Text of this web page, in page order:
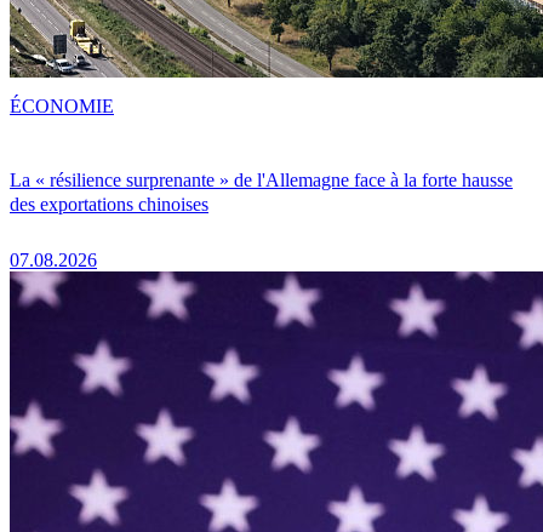
La « résilience surprenante » de l'Allemagne face à la forte hausse
des exportations chinoises
07.08.2026
ÉCONOMIE